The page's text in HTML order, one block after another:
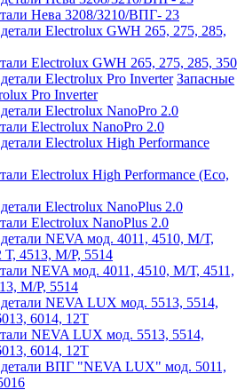
Нева 3208/3210/ВПГ- 23
Electrolux GWH 265, 275, 285, 350
Запасные
Pro Inverter
Electrolux NanoPro 2.0
Electrolux High Performance (Eco,
Electrolux NanoPlus 2.0
NEVA мод. 4011, 4510, М/Т, 4511,
М/Р, 5514
NEVA LUX мод. 5513, 5514,
6014, 12Т